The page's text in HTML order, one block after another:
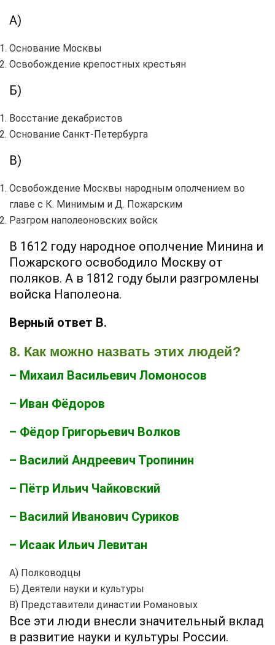
А)
Основание Москвы
Освобождение крепостных крестьян
Б)
Восстание декабристов
Основание Санкт-Петербурга
В)
Освобождение Москвы народным ополчением во
главе с К. Минимым и Д. Пожарским
Разгром наполеоновских войск
В 1612 году народное ополчение Минина и
Пожарского освободило Москву от
поляков. А в 1812 году были разгромлены
войска Наполеона.
Верный ответ В.
8. Как можно назвать этих людей?
– Михаил Васильевич Ломоносов
– Иван Фёдоров
– Фёдор Григорьевич Волков
– Василий Андреевич Тропинин
– Пётр Ильич Чайковский
– Василий Иванович Суриков
– Исаак Ильич Левитан
А) Полководцы
Б) Деятели науки и культуры
В) Представители династии Романовых
Все эти люди внесли значительный вклад
в развитие науки и культуры России.